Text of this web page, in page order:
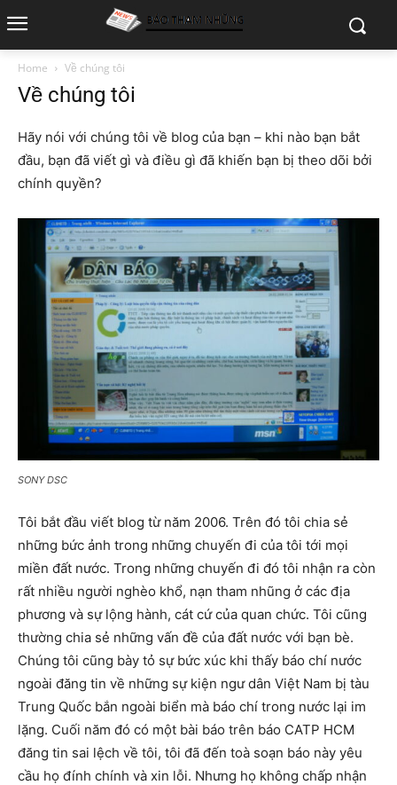
Home Về chúng tôi
Về chúng tôi
Hãy nói với chúng tôi về blog của bạn – khi nào bạn bắt
đầu, bạn đã viết gì và điều gì đã khiến bạn bị theo dõi bởi
chính quyền?
SONY DSC
Tôi bắt đầu viết blog từ năm 2006. Trên đó tôi chia sẻ
những bức ảnh trong những chuyến đi của tôi tới mọi
miền đất nước. Trong những chuyến đi đó tôi nhận ra còn
rất nhiều người nghèo khổ, nạn tham nhũng ở các địa
phương và sự lộng hành, cát cứ của quan chức. Tôi cũng
thường chia sẻ những vấn đề của đất nước với bạn bè.
Chúng tôi cũng bày tỏ sự bức xúc khi thấy báo chí nước
ngoài đăng tin về những sự kiện ngư dân Việt Nam bị tàu
Trung Quốc bắn ngoài biển mà báo chí trong nước lại im
lặng. Cuối năm đó có một bài báo trên báo CATP HCM
đăng tin sai lệch về tôi, tôi đã đến toà soạn báo này yêu
cầu họ đính chính và xin lỗi. Nhưng họ không chấp nhận